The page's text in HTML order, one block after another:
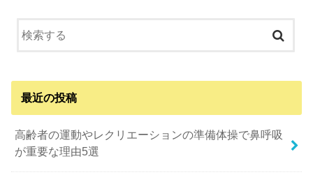
最近の投稿
高齢者の運動やレクリエーションの準備体操で鼻呼吸
が重要な理由5選